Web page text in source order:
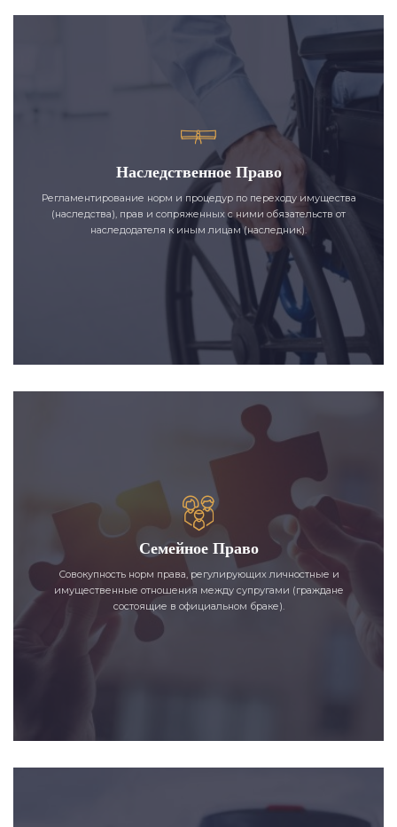
Наследственное Право
Регламентирование норм и процедур по переходу имущества
(наследства), прав и сопряженных с ними обязательств от
наследодателя к иным лицам (наследник).
Семейное Право
Совокупность норм права, регулирующих личностные и
имущественные отношения между супругами (граждане
состоящие в официальном браке).